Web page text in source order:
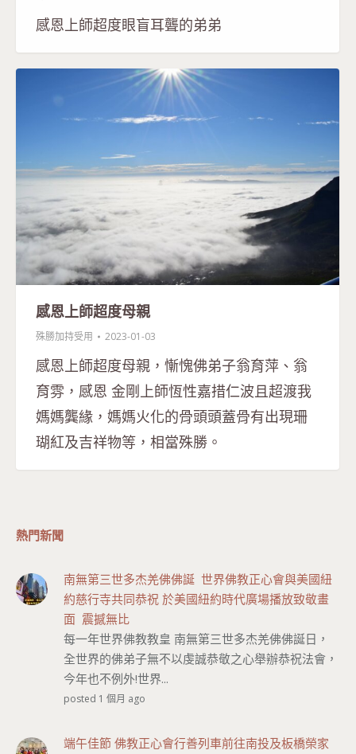
感恩上師超度眼盲耳聾的弟弟
感恩上師超度母親
殊勝加持受用 2023-01-03
感恩上師超度母親，慚愧佛弟子翁育萍、翁
育雰，感恩 金剛上師恆性嘉措仁波且超渡我
媽媽龔緣，媽媽火化的骨頭頭蓋骨有出現珊
瑚紅及吉祥物等，相當殊勝。
熱門新聞
南無第三世多杰羌佛佛誕 世界佛教正心會與美國紐
約慈行寺共同恭祝 於美國紐約時代廣場播放致敬畫
面 震撼無比
每一年世界佛教教皇 南無第三世多杰羌佛佛誕日，
全世界的佛弟子無不以虔誠恭敬之心舉辦恭祝法會，
今年也不例外!世界...
posted 1 個月 ago
端午佳節 佛教正心會行善列車前往南投及板橋榮家